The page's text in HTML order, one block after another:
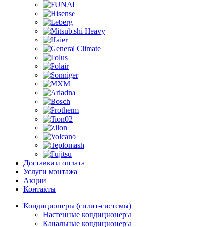
Доставка и оплата
Услуги монтажа
Акции
Контакты
Кондиционеры (сплит-системы)
Настенные кондиционеры
Канальные кондиционеры